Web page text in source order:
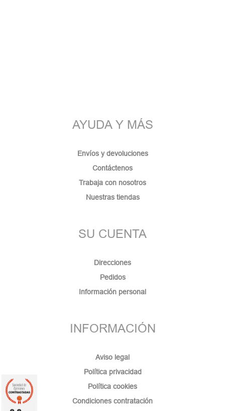
AYUDA Y MÁS
Envíos y devoluciones
Contáctenos
Trabaja con nosotros
Nuestras tiendas
SU CUENTA
Direcciones
Pedidos
Información personal
INFORMACIÓN
Aviso legal
Política privacidad
Política cookies
Condiciones contratación